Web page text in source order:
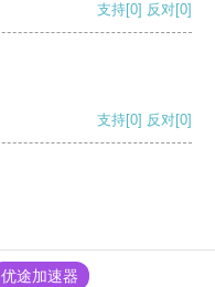
支持[0] 反对[0]
支持[0] 反对[0]
优途加速器